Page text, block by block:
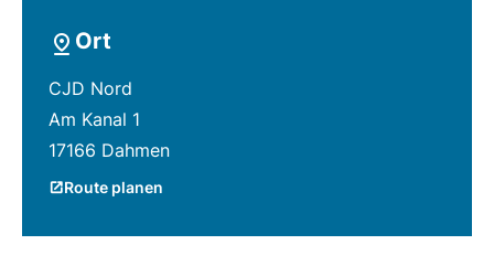
Ort
CJD Nord
Am Kanal 1
17166 Dahmen
Route planen